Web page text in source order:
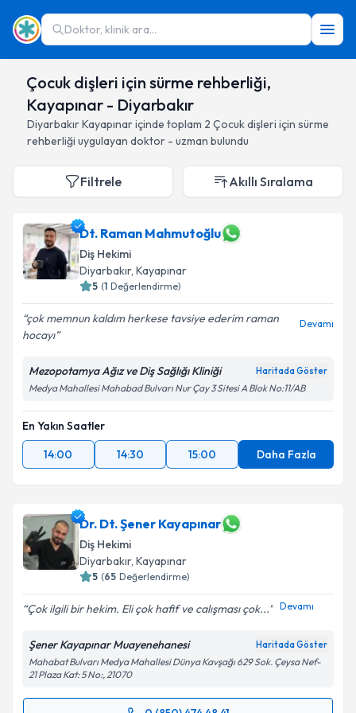
Doktor, klinik ara...
Çocuk dişleri için sürme rehberliği,
Kayapınar - Diyarbakır
DiyarbakırKayapınariçinde toplam 2 Çocuk dişleri için sürme
rehberliği uygulayan doktor - uzman bulundu
Filtrele Akıllı Sıralama
Dt. Raman Mahmutoğlu
Diş Hekimi
Diyarbakır, Kayapınar
5 (1 Değerlendirme)
çok memnun kaldım herkese tavsiye ederim raman
hocayı
Devamı
Mezopotamya Ağız ve Diş Sağlığı Kliniği Haritada Göster
Medya Mahallesi Mahabad Bulvarı Nur Çay 3 Sitesi A Blok No:11/AB
En Yakın Saatler
14:00
14:30 15:00 Daha Fazla
Dr. Dt. Şener Kayapınar
Diş Hekimi
Diyarbakır, Kayapınar
5 (65 Değerlendirme)
Çok ilgili bir hekim. Eli çok hafif ve calışması çok... Devamı
Şener Kayapınar Muayenehanesi Haritada Göster
Mahabat Bulvarı Medya Mahallesi Dünya Kavşağı 629 Sok. Çeysa Nef-
21 Plaza Kat: 5 No:, 21070